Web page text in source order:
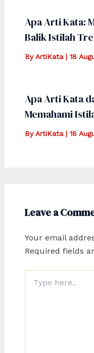
Apa Arti Kata:
Balik Istilah
ByArtiKata | 18
Apa Arti Kata
Memahami
ByArtiKata | 18
Leave a
Your email
Required fields
here..